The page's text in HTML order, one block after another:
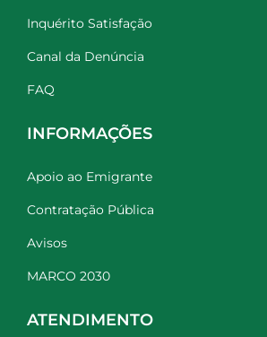
Inquérito Satisfação
Canal da Denúncia
FAQ
INFORMAÇÕES
Apoio ao Emigrante
Contratação Pública
Avisos
MARCO 2030
ATENDIMENTO